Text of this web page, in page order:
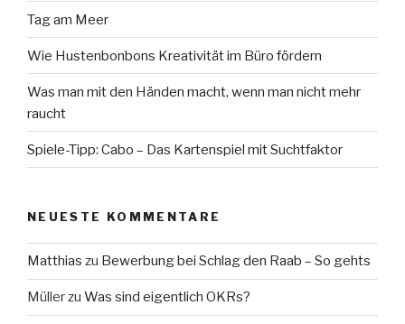
Tag am Meer
Wie Hustenbonbons Kreativität im Büro fördern
Was man mit den Händen macht, wenn man nicht mehr
raucht
Spiele-Tipp: Cabo – Das Kartenspiel mit Suchtfaktor
NEUESTE KOMMENTARE
Matthias zu Bewerbung bei Schlag den Raab – So gehts
Müllerzu Was sind eigentlich OKRs?